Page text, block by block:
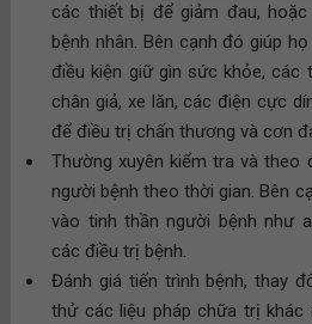
các thiết bị để giảm đau,
bệnh nhân. Bên cạnh đó giúp
điều kiện giữ gìn sức khỏe, các
chân giả, xe lăn, các điện cực
để điều trị chấn thương và cơn
Thường xuyên kiểm tra và theo
người bệnh theo thời gian. Bên
vào tinh thần người bệnh như
các điều trị bệnh.
Đánh giá tiến trình bệnh, thay
thử các liệu pháp chữa trị khác